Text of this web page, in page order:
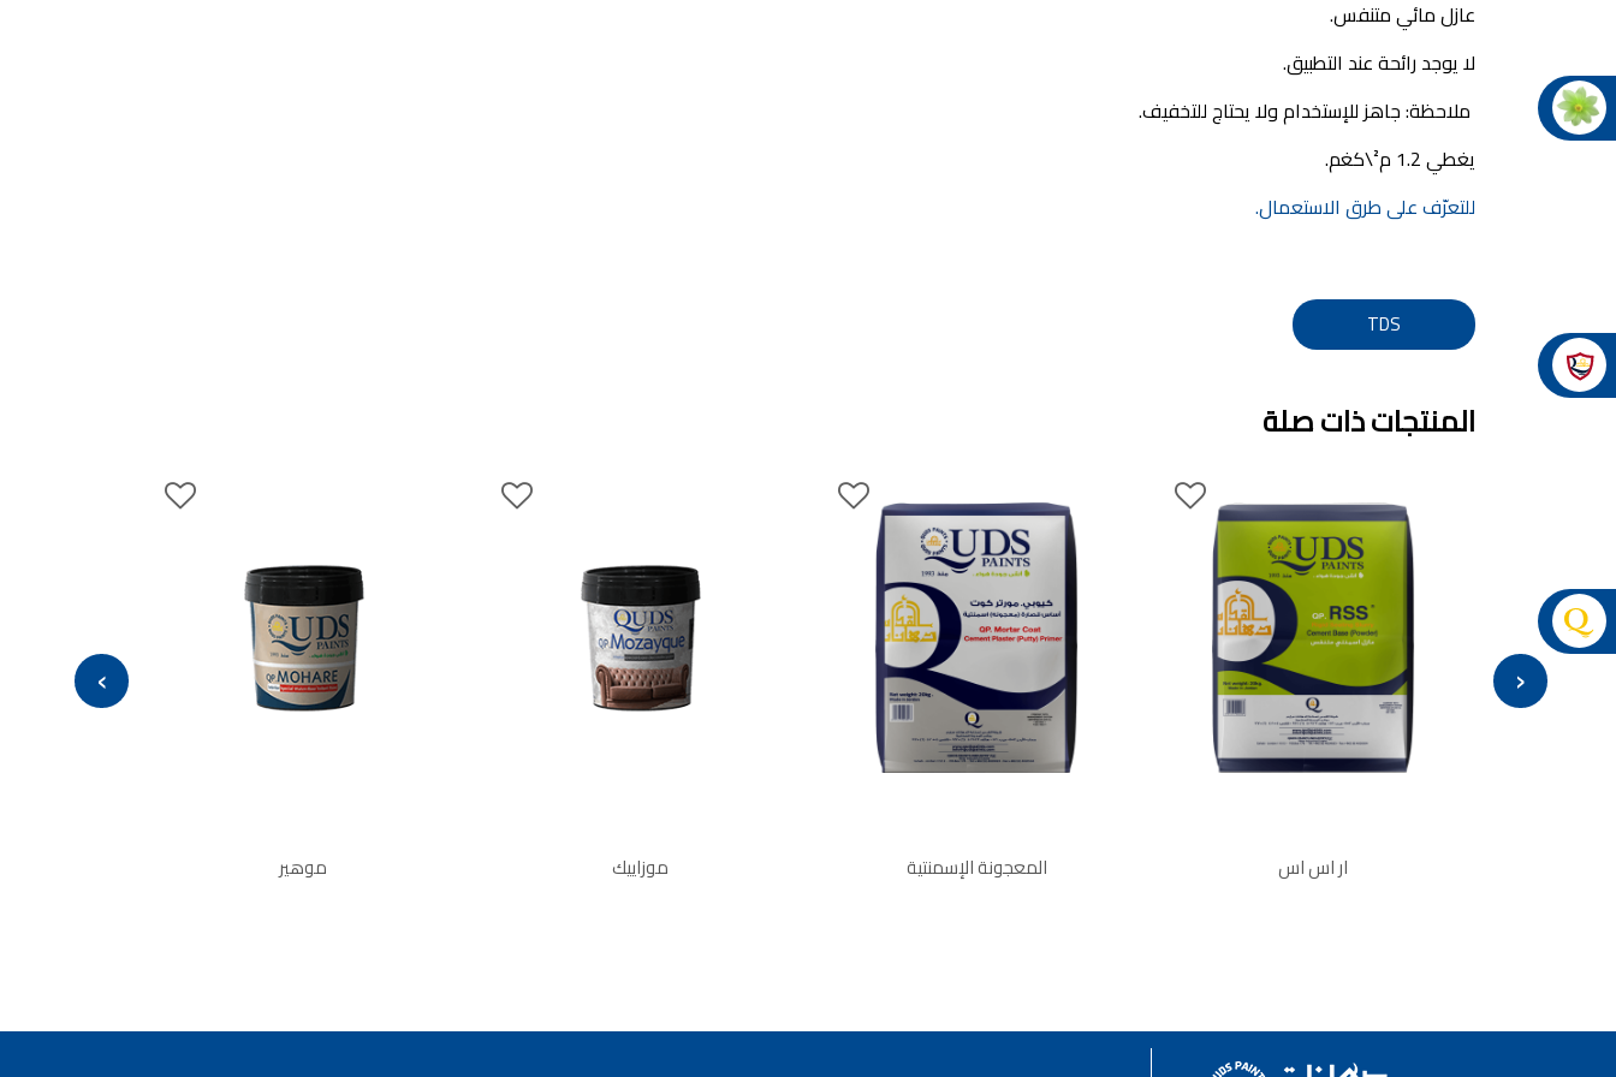
دهانات ديكورية, دهانات ديكورية للحوائط, ,
صناعة دهانات القدس محلات مواد بناء مشروع محل مواد بناء في الاردن
دهان املشن, انواع الدهانات الديكورية, انواع الدهانات و اسعارها, الفرق بين انواع الدهانات,
و اقساط من المالك, شقق للبيع رخيصة, شقق للبيع في عمان - عبدون, شقق للبيع بسبب السفر
شقق للايجار, شقق للايجار في المقابلين, شقق للايجار في عمان, ,
شقق للإيجار في عبدون, شقق للايجار السابع, شقق للايجار 180 دينار
شقق للايجار في المقابلين, شقق للايجار في عمان خلدا,
شقق للايجار في عمان طبربور, شقق للايجار الاشرفية
فلل للبيع,
فلل للبيع في عمان - طريق المطار
فيلا مع مسبح للبيع في الاردن
فيلا مع مسبح للبيع
فلل للبيع في السلط
مفروشات فاخرة
عازل مائي متنفس.
لا يوجد رائحة عند التطبيق.
ملاحظة: جاهز للإستخدام ولا يحتاج للتخفيف.
يغطي 1.2 م²\كغم.
للتعرّف على طرق الاستعمال.
TDS
المنتجات ذات صلة
ار اس اس المعجونة الإسمنتية موزاييك موهير
‹
›